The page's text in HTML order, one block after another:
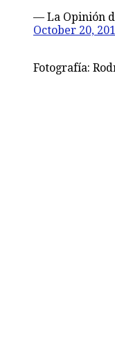
— La Opinión
October 20,
Fotografía: